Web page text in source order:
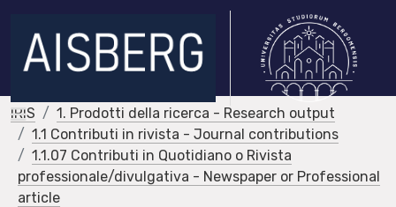
IRIS
1. Prodotti della ricerca - Research output
1.1 Contributi in rivista - Journal contributions
1.1.07 Contributi in Quotidiano o Rivista
professionale/divulgativa - Newspaper or Professional
article